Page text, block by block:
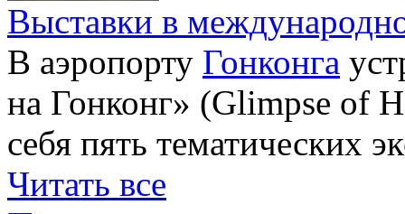
Выставки в
В аэропорту Гонконга
на Гонконг» (Glimpse of
себя пять тематических
Читать все